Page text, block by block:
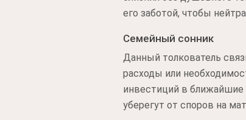
его заботой, чтобы
Семейный сонник
Данный толкователь
расходы или
инвестиций в ближайшие
уберегут от споров на